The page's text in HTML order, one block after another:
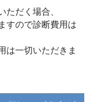
ただく場合、
すので診断費用は
は一切いただきま